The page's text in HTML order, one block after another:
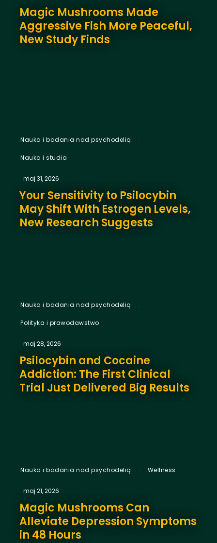
Magic Mushrooms Made
Aggressive Fish More Peaceful,
New Study Finds
Nauka i badania nad psychodelią ,
Nauka i studia
maj 31, 2026
Your Sensitivity to Psilocybin
May Shift With Estrogen Levels,
New Research Suggests
Nauka i badania nad psychodelią ,
Polityka i prawodawstwo
maj 28, 2026
Psilocybin and Cocaine
Addiction: The First Clinical
Trial Just Delivered Big Results
Nauka i badania nad psychodelią , Wellness
maj 21, 2026
Magic Mushrooms Can
Alleviate Depression Symptoms
in 48 Hours